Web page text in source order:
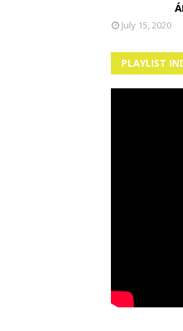
July 15, 2020
PLAYLIST